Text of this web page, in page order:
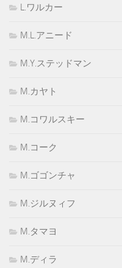
L.ワルカー
M.L.アニード
M.Y.ステッドマン
M.カヤト
M.コワルスキー
M.コーク
M.ゴゴンチャ
M.ジルヌィフ
M.タマヨ
M.ディラ